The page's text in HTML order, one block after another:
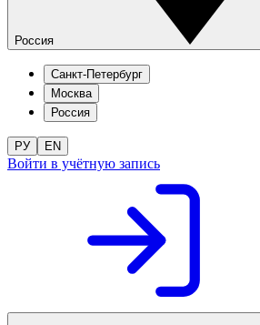
Россия
Санкт-Петербург
Москва
Россия
РУ EN
Войти в учётную запись